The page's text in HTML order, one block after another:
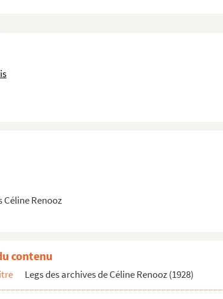
Renooz
contenu
Legs des archives de Céline Renooz (1928)